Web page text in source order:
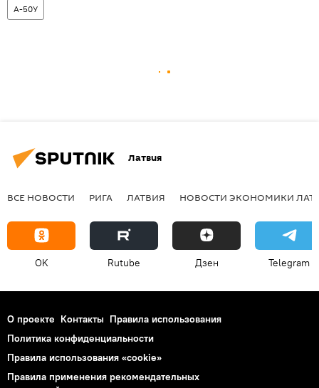
А-50У
Латвия
ВСЕ НОВОСТИ РИГА ЛАТВИЯ НОВОСТИ ЭКОНОМИКИ
OK Rutube Дзен Telegram
О проекте Контакты Правила использования
Политика конфиденциальности
Правила использования «cookie»
Правила применения рекомендательных